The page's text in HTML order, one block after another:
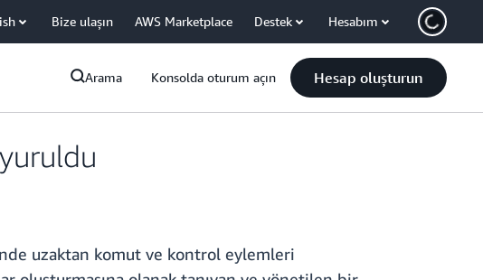
Bize ulaşın AWS Marketplace Destek Hesabım
Arama Konsolda oturum açın Hesap oluşturun
uzaktan komut ve kontrol eylemleri